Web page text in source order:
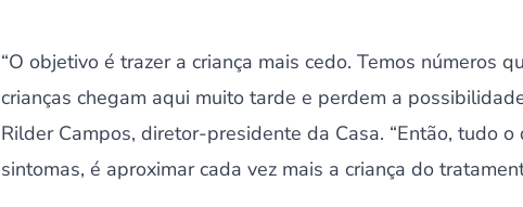
“O objetivo é trazer a criança mais cedo. Temos números
crianças chegam aqui muito tarde e perdem a
Rilder Campos, diretor-presidente da Casa. “Então, tudo
sintomas, é aproximar cada vez mais a criança do